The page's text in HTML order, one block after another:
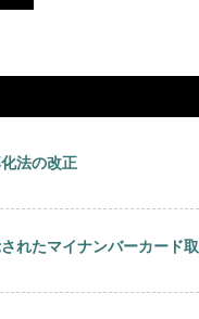
法の改正
れたマイナンバーカード取